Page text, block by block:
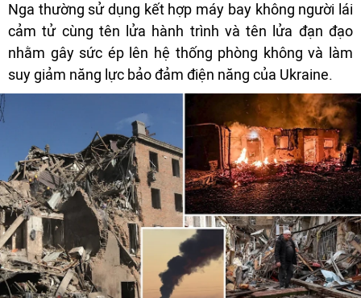
Nga thường sử dụng kết hợp máy bay không người lái
cảm tử cùng tên lửa hành trình và tên lửa đạn đạo
nhằm gây sức ép lên hệ thống phòng không và làm
suy giảm năng lực bảo đảm điện năng của Ukraine.